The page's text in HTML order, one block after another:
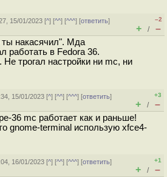
15/01/2023 [^] [^^] [^^^] [ответить]
–2
+ / –
накасячил". Мда
работать в Fedora 36.
Не трогал настройки ни mc, ни
15/01/2023 [^] [^^] [^^^] [ответить]
+3
+ / –
36 mc работает как и раньше!
gnome-terminal использую xfce4-
16/01/2023 [^] [^^] [^^^] [ответить]
+1
+ / –